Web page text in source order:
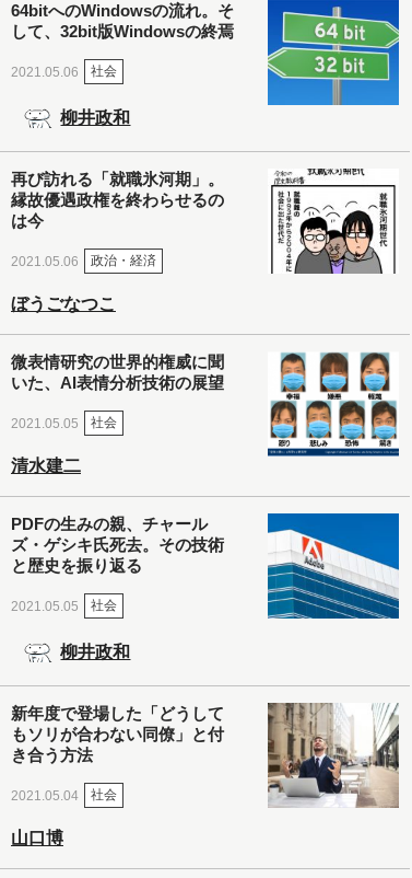
64bitへのWindowsの流れ。そ
して、32bit版Windowsの終焉
2021.05.06 社会
柳井政和
再び訪れる「就職氷河期」。
縁故優遇政権を終わらせるの
は今
2021.05.06 政治・経済
ぼうごなつこ
微表情研究の世界的権威に聞
いた、AI表情分析技術の展望
2021.05.05 社会
清水建二
PDFの生みの親、チャール
ズ・ゲシキ氏死去。その技術
と歴史を振り返る
2021.05.05 社会
柳井政和
新年度で登場した「どうして
もソリが合わない同僚」と付
き合う方法
2021.05.04 社会
山口博